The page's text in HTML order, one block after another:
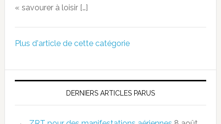
« savourer à loisir […]
Plus d'article de cette catégorie
DERNIERS ARTICLES PARUS